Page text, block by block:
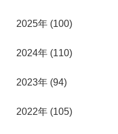
2025年 (100)
2024年 (110)
2023年 (94)
2022年 (105)